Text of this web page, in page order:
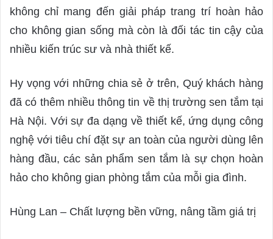
không chỉ mang đến giải pháp trang trí hoàn hảo
cho không gian sống mà còn là đối tác tin cậy của
nhiều kiến trúc sư và nhà thiết kế.
Hy vọng với những chia sẻ ở trên, Quý khách hàng
đã có thêm nhiều thông tin về thị trường sen tắm tại
Hà Nội. Với sự đa dạng về thiết kế, ứng dụng công
nghệ với tiêu chí đặt sự an toàn của người dùng lên
hàng đầu, các sản phẩm sen tắm là sự chọn hoàn
hảo cho không gian phòng tắm của mỗi gia đình.
Hùng Lan – Chất lượng bền vững, nâng tầm giá trị